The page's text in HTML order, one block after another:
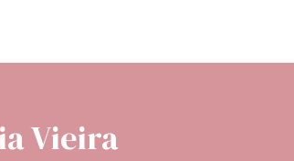
Vieira